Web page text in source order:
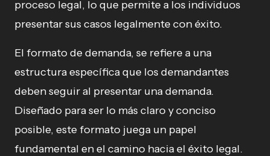
proceso legal, lo que permite a los individuos
presentar sus casos legalmente con éxito.
El formato de demanda, se refiere a una
estructura específica que los demandantes
deben seguir al presentar una demanda.
Diseñado para ser lo más claro y conciso
posible, este formato juega un papel
fundamental en el camino hacia el éxito legal.